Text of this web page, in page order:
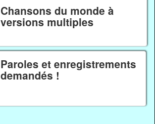
Chansons du monde à
versions multiples
Paroles et enregistrements
demandés !